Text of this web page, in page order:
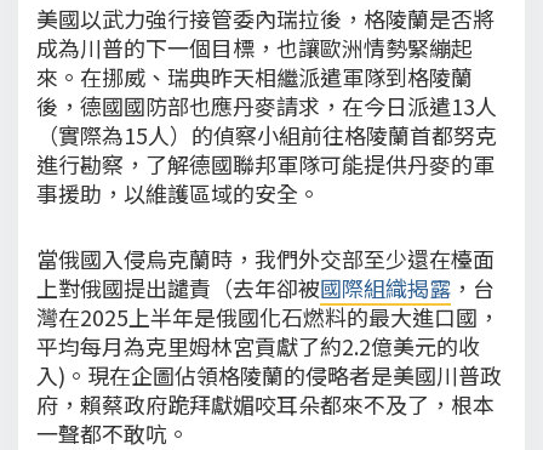
美國以武力強行接管委內瑞拉後，格陵蘭是否將
成為川普的下一個目標，也讓歐洲情勢緊繃起
來。在挪威、瑞典昨天相繼派遣軍隊到格陵蘭
後，德國國防部也應丹麥請求，在今日派遣13人
（實際為15人）的偵察小組前往格陵蘭首都努克
進行勘察，了解德國聯邦軍隊可能提供丹麥的軍
事援助，以維護區域的安全。
當俄國入侵烏克蘭時，我們外交部至少還在檯面
上對俄國提出譴責（去年卻被國際組織揭露 ，台
灣在2025上半年是俄國化石燃料的最大進口國，
平均每月為克里姆林宮貢獻了約2.2億美元的收
入)。現在企圖佔領格陵蘭的侵略者是美國川普政
府，賴蔡政府跪拜獻媚咬耳朵都來不及了，根本
一聲都不敢吭。